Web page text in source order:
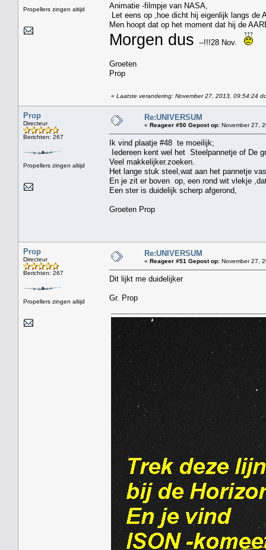
Propellers zingen altijd
Animatie -filmpje van NASA,
Let eens op ,hoe dicht hij eigenlijk langs de
Men hoopt dat op het moment dat hij de
Morgen dus --!!!28 Nov.
Groeten
Prop
« Laatste verandering: November 27, 2013, 09:54:24
Prop
Directeur
Berichten: 267
Propellers zingen altijd
Re:UNIVERSUM
« Reageer #50 Gepost op: November 27,
Ik vind plaatje #48 te moeilijk;
Iedereen kent wel het Steelpannetje of De
Veel makkelijker.zoeken.
Het lange stuk steel,wat aan het pannetje
En je zit er boven op, een rond wit vlekje
Een ster is duidelijk scherp afgerond,
Groeten Prop
Prop
Directeur
Berichten: 267
Propellers zingen altijd
Re:UNIVERSUM
« Reageer #51 Gepost op: November 27,
Dit lijkt me duidelijker
Gr. Prop